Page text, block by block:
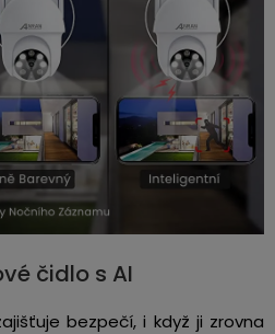
čidlo s AI
bezpečí, i když ji zrovna